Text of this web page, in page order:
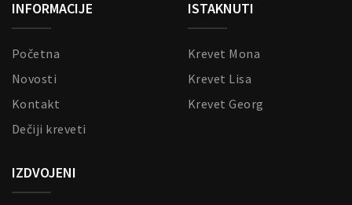
INFORMACIJE
Početna
Novosti
Kontakt
Dečiji kreveti
ISTAKNUTI
Krevet Mona
Krevet Lisa
Krevet Georg
IZDVOJENI